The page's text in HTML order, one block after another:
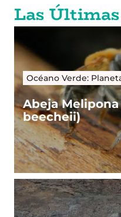
Las Últimas
Océano Verde:
Abeja
beecheii)